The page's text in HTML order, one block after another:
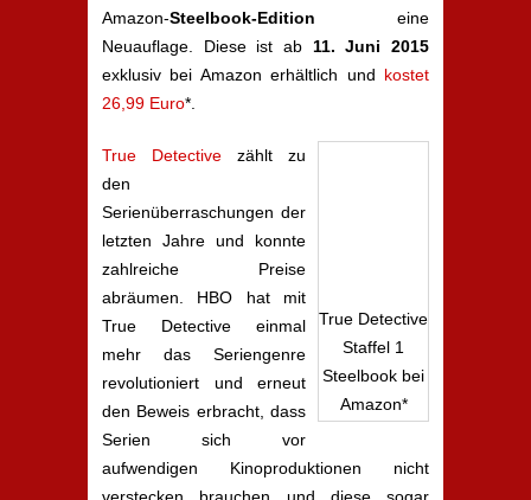
Amazon-Steelbook-Edition eine
Neuauflage. Diese ist ab 11. Juni 2015
exklusiv bei Amazon erhältlich und kostet
26,99 Euro*.
True Detective
Staffel 1
Steelbook bei
Amazon*
True Detective zählt zu
den
Serienüberraschungen der
letzten Jahre und konnte
zahlreiche Preise
abräumen. HBO hat mit
True Detective einmal
mehr das Seriengenre
revolutioniert und erneut
den Beweis erbracht, dass
Serien sich vor
aufwendigen Kinoproduktionen nicht